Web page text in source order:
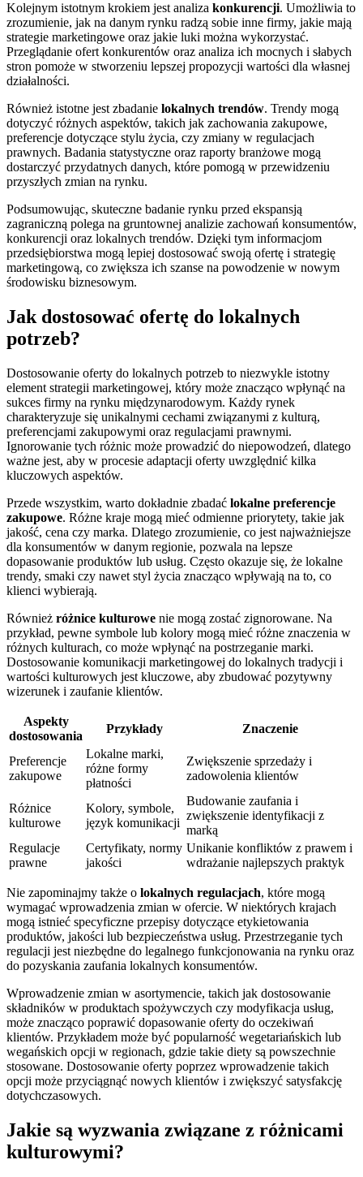
Kolejnym istotnym krokiem jest analiza konkurencji. Umożliwia to
zrozumienie, jak na danym rynku radzą sobie inne firmy, jakie mają
strategie marketingowe oraz jakie luki można wykorzystać.
Przeglądanie ofert konkurentów oraz analiza ich mocnych i słabych
stron pomoże w stworzeniu lepszej propozycji wartości dla własnej
działalności.
Również istotne jest zbadanie lokalnych trendów. Trendy mogą
dotyczyć różnych aspektów, takich jak zachowania zakupowe,
preferencje dotyczące stylu życia, czy zmiany w regulacjach
prawnych. Badania statystyczne oraz raporty branżowe mogą
dostarczyć przydatnych danych, które pomogą w przewidzeniu
przyszłych zmian na rynku.
Podsumowując, skuteczne badanie rynku przed ekspansją
zagraniczną polega na gruntownej analizie zachowań konsumentów,
konkurencji oraz lokalnych trendów. Dzięki tym informacjom
przedsiębiorstwa mogą lepiej dostosować swoją ofertę i strategię
marketingową, co zwiększa ich szanse na powodzenie w nowym
środowisku biznesowym.
Jak dostosować ofertę do lokalnych
potrzeb?
Dostosowanie oferty do lokalnych potrzeb to niezwykle istotny
element strategii marketingowej, który może znacząco wpłynąć na
sukces firmy na rynku międzynarodowym. Każdy rynek
charakteryzuje się unikalnymi cechami związanymi z kulturą,
preferencjami zakupowymi oraz regulacjami prawnymi.
Ignorowanie tych różnic może prowadzić do niepowodzeń, dlatego
ważne jest, aby w procesie adaptacji oferty uwzględnić kilka
kluczowych aspektów.
Przede wszystkim, warto dokładnie zbadać lokalne preferencje
zakupowe. Różne kraje mogą mieć odmienne priorytety, takie jak
jakość, cena czy marka. Dlatego zrozumienie, co jest najważniejsze
dla konsumentów w danym regionie, pozwala na lepsze
dopasowanie produktów lub usług. Często okazuje się, że lokalne
trendy, smaki czy nawet styl życia znacząco wpływają na to, co
klienci wybierają.
Również różnice kulturowe nie mogą zostać zignorowane. Na
przykład, pewne symbole lub kolory mogą mieć różne znaczenia w
różnych kulturach, co może wpłynąć na postrzeganie marki.
Dostosowanie komunikacji marketingowej do lokalnych tradycji i
wartości kulturowych jest kluczowe, aby zbudować pozytywny
wizerunek i zaufanie klientów.
Aspekty
dostosowania
Przykłady Znaczenie
Preferencje
zakupowe
Lokalne marki,
różne formy
płatności
Zwiększenie sprzedaży i
zadowolenia klientów
Różnice
kulturowe
Kolory, symbole,
język komunikacji
Budowanie zaufania i
zwiększenie identyfikacji z
marką
Regulacje
prawne
Certyfikaty, normy
jakości
Unikanie konfliktów z prawem i
wdrażanie najlepszych praktyk
Nie zapominajmy także o lokalnych regulacjach, które mogą
wymagać wprowadzenia zmian w ofercie. W niektórych krajach
mogą istnieć specyficzne przepisy dotyczące etykietowania
produktów, jakości lub bezpieczeństwa usług. Przestrzeganie tych
regulacji jest niezbędne do legalnego funkcjonowania na rynku oraz
do pozyskania zaufania lokalnych konsumentów.
Wprowadzenie zmian w asortymencie, takich jak dostosowanie
składników w produktach spożywczych czy modyfikacja usług,
może znacząco poprawić dopasowanie oferty do oczekiwań
klientów. Przykładem może być popularność wegetariańskich lub
wegańskich opcji w regionach, gdzie takie diety są powszechnie
stosowane. Dostosowanie oferty poprzez wprowadzenie takich
opcji może przyciągnąć nowych klientów i zwiększyć satysfakcję
dotychczasowych.
Jakie są wyzwania związane z różnicami
kulturowymi?